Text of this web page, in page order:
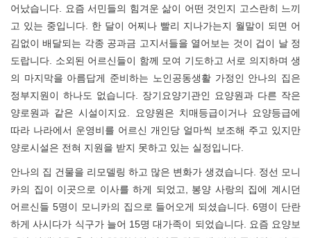
어났습니다. 요즘 서민들의 힘겨운 삶이 어떤 것인지 고스란히 느끼
고 있는 중입니다. 한 달이 어찌나 빨리 지나가는지 월말이 되면 어
김없이 배달되는 각종 공과금 고지서들을 열어보는 것이 겁이 날 정
도랍니다. 소외된 어르신들이 함께 모여 기도하고 서로 의지하며 생
의 마지막을 아름답게 준비하는 노인공동생활 가정인 안나의 집은
정부지원이 하나도 없습니다. 장기요양기관인 요양원과 다른 작은
양로원과 같은 시설이지요. 요양원은 치매등급이거나 요양등급에
따라 나라에서 운영비를 어르신 개인당 얼마씩 보조해 주고 있지만
양로시설은 전혀 지원을 받지 못하고 있는 실정입니다.
안나의 집 건물을 리모델링 하고 많은 변화가 생겼습니다. 정선 모니
카의 집이 이곳으로 이사를 하게 되었고, 봉양 사랑의 집에 계시던
어르신들 5명이 모니카의 집으로 들어오게 되셨습니다. 6명이 단란
하게 사시다가 식구가 늘어 15명 대가족이 되었습니다. 요즘 요양보